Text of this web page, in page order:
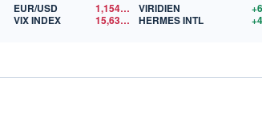
$US
EUR/USD 1,1540$US
VIX INDEX
15,63
$US
VIRIDIEN
HERMES INTL